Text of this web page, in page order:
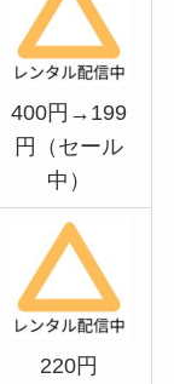
400円→199
円（セール
中）
220円